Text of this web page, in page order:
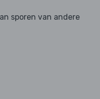
sporen van andere